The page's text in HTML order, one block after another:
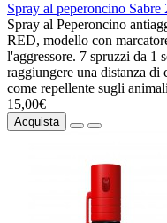
Spray al peperoncino Sabre
Spray al Peperoncino
RED, modello con
l'aggressore. 7 spruzzi da 1
raggiungere una distanza di
come repellente sugli
15,00€
Acquista